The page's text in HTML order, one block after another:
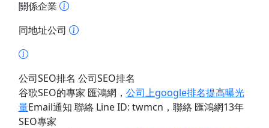
關係企業
同地址公司
公司SEO排名 公司SEO排名
谷歌SEO的專家 匯鴻網 ， 公司上google排名提高曝光
量Email通知 聯絡 Line ID: twmcn ，聯絡 匯鴻網13年
SEO專家